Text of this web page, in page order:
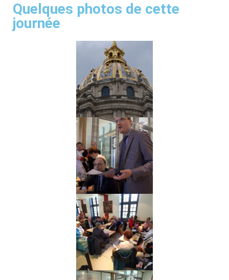
Quelques photos de cette
journée